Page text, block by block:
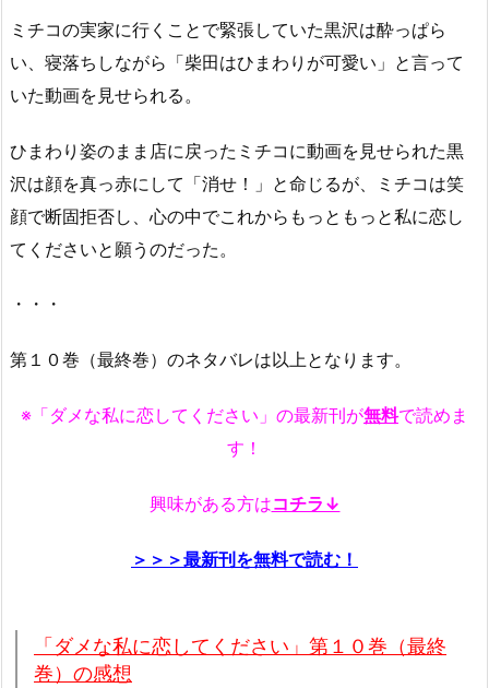
ミチコの実家に行くことで緊張していた黒沢は酔っぱら
い、寝落ちしながら「柴田はひまわりが可愛い」と言って
いた動画を見せられる。
ひまわり姿のまま店に戻ったミチコに動画を見せられた黒
沢は顔を真っ赤にして「消せ！」と命じるが、ミチコは笑
顔で断固拒否し、心の中でこれからもっともっと私に恋し
てくださいと願うのだった。
・・・
第１０巻（最終巻）のネタバレは以上となります。
※「ダメな私に恋してください」の最新刊が無料で読めま
す！
興味がある方はコチラ↓
＞＞＞最新刊を無料で読む！
「ダメな私に恋してください」第１０巻（最終
巻）の感想